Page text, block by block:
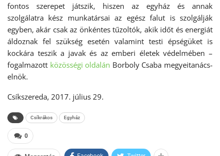
fontos szerepet játszik, hiszen az egyház és annak
szolgálatra kész munkatársai az egész falut is szolgálják
egyben, akár csak az önkéntes tűzoltók, akik időt és energiát
áldoznak fel szükség esetén valamint testi épségüket is
kockára teszik a javak és az emberi életek védelmében –
fogalmazott közösségi oldalán Borboly Csaba megyeitanács-
elnök.
Csíkszereda, 2017. július 29.
Csíkrákos Egyház
0